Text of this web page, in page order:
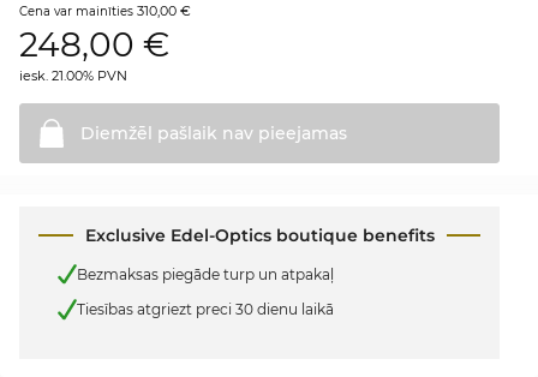
Cena var mainīties 310,00 €
248,00 €
iesk. 21.00% PVN
Diemžēl pašlaik nav pieejamas
Exclusive Edel-Optics boutique benefits
Bezmaksas piegāde turp un atpakaļ
Tiesības atgriezt preci 30 dienu laikā